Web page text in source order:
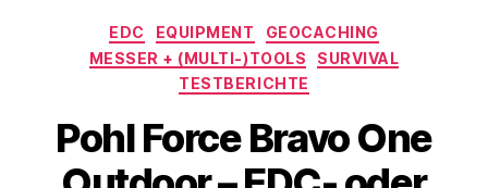
Kategorien
EDC EQUIPMENT
GEOCACHING
MESSER + (MULTI-)TOOLS
SURVIVAL
TESTBERICHTE
Pohl Force Bravo One